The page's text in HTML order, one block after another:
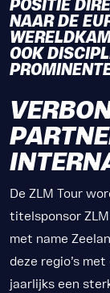
POSITIE
NAAR DE
OOK
De ZLM Tour
titelsponsor
met name
deze regio’s
jaarlijks een